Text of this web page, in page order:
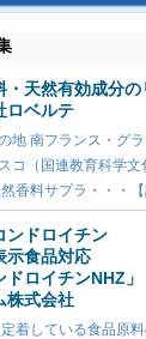
・天然有効成分
ロベルテ
地 南フランス・グ
コ（国連教育科学
香料サプラ・・・【
ンドロイチン
示食品対応
ドロイチンNHZ」
株式会社
着している食品原